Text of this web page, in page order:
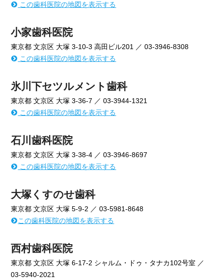
この歯科医院の地図を表示する
小家歯科医院
東京都 文京区 大塚 3-10-3 高田ビル201 ／ 03-3946-8308
この歯科医院の地図を表示する
氷川下セツルメント歯科
東京都 文京区 大塚 3-36-7 ／ 03-3944-1321
この歯科医院の地図を表示する
石川歯科医院
東京都 文京区 大塚 3-38-4 ／ 03-3946-8697
この歯科医院の地図を表示する
大塚くすのせ歯科
東京都 文京区 大塚 5-9-2 ／ 03-5981-8648
この歯科医院の地図を表示する
西村歯科医院
東京都 文京区 大塚 6-17-2 シャルム・ドゥ・タナカ102号室 ／
03-5940-2021